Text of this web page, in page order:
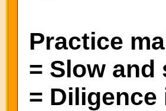
Practice
= Slow and
=